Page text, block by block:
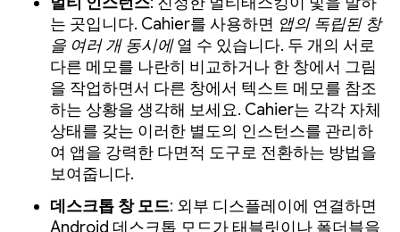
는 곳입니다. Cahier를 사용하면 앱의 독립된 창
을 여러 개 동시에열 수 있습니다. 두 개의 서로
다른 메모를 나란히 비교하거나 한 창에서 그림
을 작업하면서 다른 창에서 텍스트 메모를 참조
하는 상황을 생각해 보세요. Cahier는 각각 자체
상태를 갖는 이러한 별도의 인스턴스를 관리하
여 앱을 강력한 다면적 도구로 전환하는 방법을
보여줍니다.
데스크톱 창 모드: 외부 디스플레이에 연결하면
Android 데스크톱 모드가 태블릿이나 폴더블을